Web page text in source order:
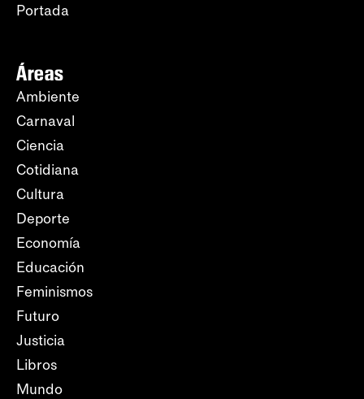
Portada
Áreas
Ambiente
Carnaval
Ciencia
Cotidiana
Cultura
Deporte
Economía
Educación
Feminismos
Futuro
Justicia
Libros
Mundo